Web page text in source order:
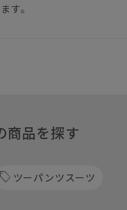
す。
商品を探す
ツーパンツスーツ